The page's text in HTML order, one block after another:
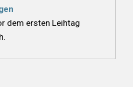
dem ersten Leihtag